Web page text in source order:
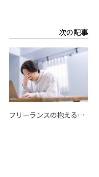
次の記事
フリーランスの抱える不